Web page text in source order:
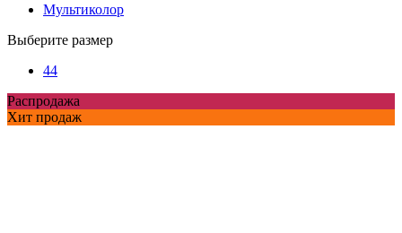
Мультиколор
Выберите размер
44
Распродажа
Хит продаж